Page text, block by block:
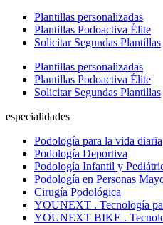
Plantillas personalizadas
Plantillas Podoactiva Élite
Solicitar Segundas Plantillas
Plantillas personalizadas
Plantillas Podoactiva Élite
Solicitar Segundas Plantillas
especialidades
Podología para la vida diaria
Podología Deportiva
Podología Infantil y
Podología en Personas
Cirugía Podológica
YOUNEXT . Tecnología
YOUNEXT BIKE .